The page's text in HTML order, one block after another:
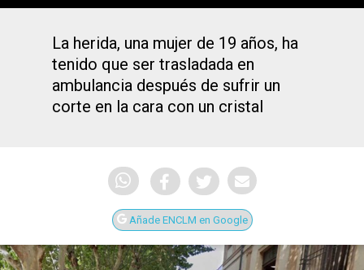
La herida, una mujer de 19 años, ha
tenido que ser trasladada en
ambulancia después de sufrir un
corte en la cara con un cristal
Añade ENCLM en Google